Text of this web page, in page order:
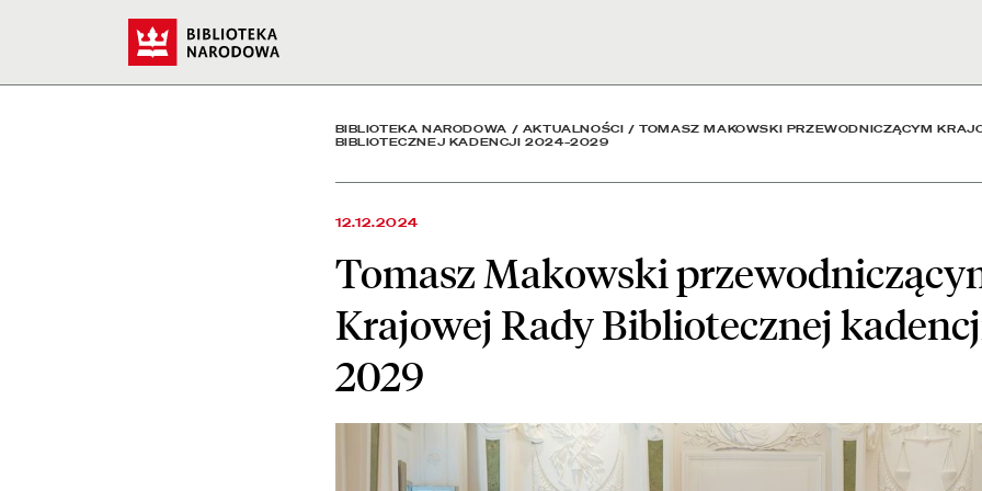
Tomasz Makowski przewodniczącym Krajowej
BIBLIOTEKA NARODOWA / AKTUALNOŚCI /TOMASZ MAKOWSKI PRZEWODNICZĄCYM
BIBLIOTECZNEJ KADENCJI 2024–2029
12.12.2024
Tomasz Makowski
Krajowej Rady Bibliotecznej
2029